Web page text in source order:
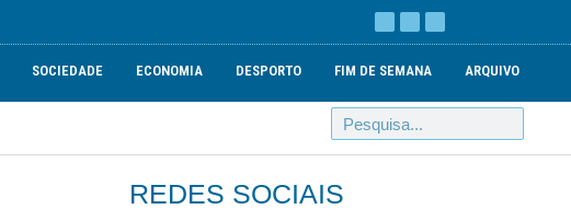
SOCIEDADE ECONOMIA DESPORTO FIM DE SEMANA ARQUIVO
REDES SOCIAIS